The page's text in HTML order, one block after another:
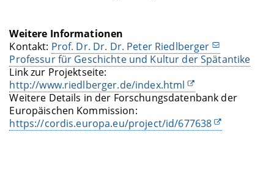
Weitere Informationen
Kontakt: Prof. Dr. Dr. Dr. Peter Riedlberger
Professur für Geschichte und Kultur der Spätantike
Link zur Projektseite:
http://www.riedlberger.de/index.html
Weitere Details in der Forschungsdatenbank der
Europäischen Kommission:
https://cordis.europa.eu/project/id/677638